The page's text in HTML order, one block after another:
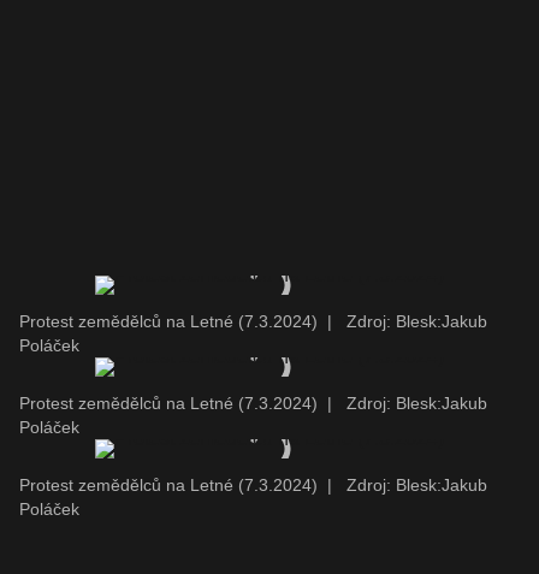
Protest zemědělců na Letné (7.3.2024) |
Zdroj: Blesk:Jakub
Poláček
Protest zemědělců na Letné (7.3.2024) |
Zdroj: Blesk:Jakub
Poláček
Protest zemědělců na Letné (7.3.2024) |
Zdroj: Blesk:Jakub
Poláček